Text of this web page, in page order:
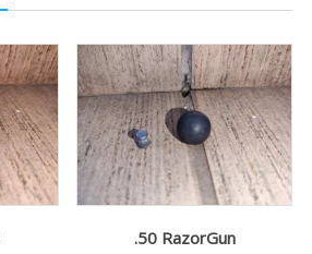
.50 RazorGun